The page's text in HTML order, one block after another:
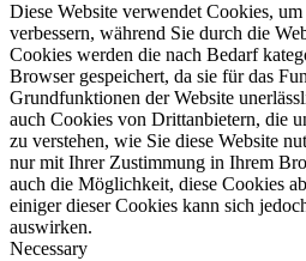
Diese Website verwendet Cookies,
verbessern, während Sie durch die
Cookies werden die nach Bedarf
Browser gespeichert, da sie für das
Grundfunktionen der Website
auch Cookies von Drittanbietern, die
zu verstehen, wie Sie diese Website
nur mit Ihrer Zustimmung in Ihrem
auch die Möglichkeit, diese Cookies
einiger dieser Cookies kann sich
auswirken.
Necessary